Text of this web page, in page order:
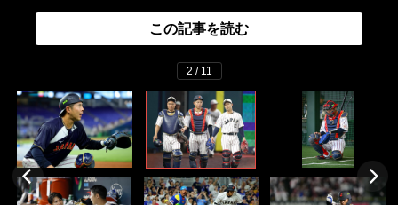
この記事を読む
2 / 11